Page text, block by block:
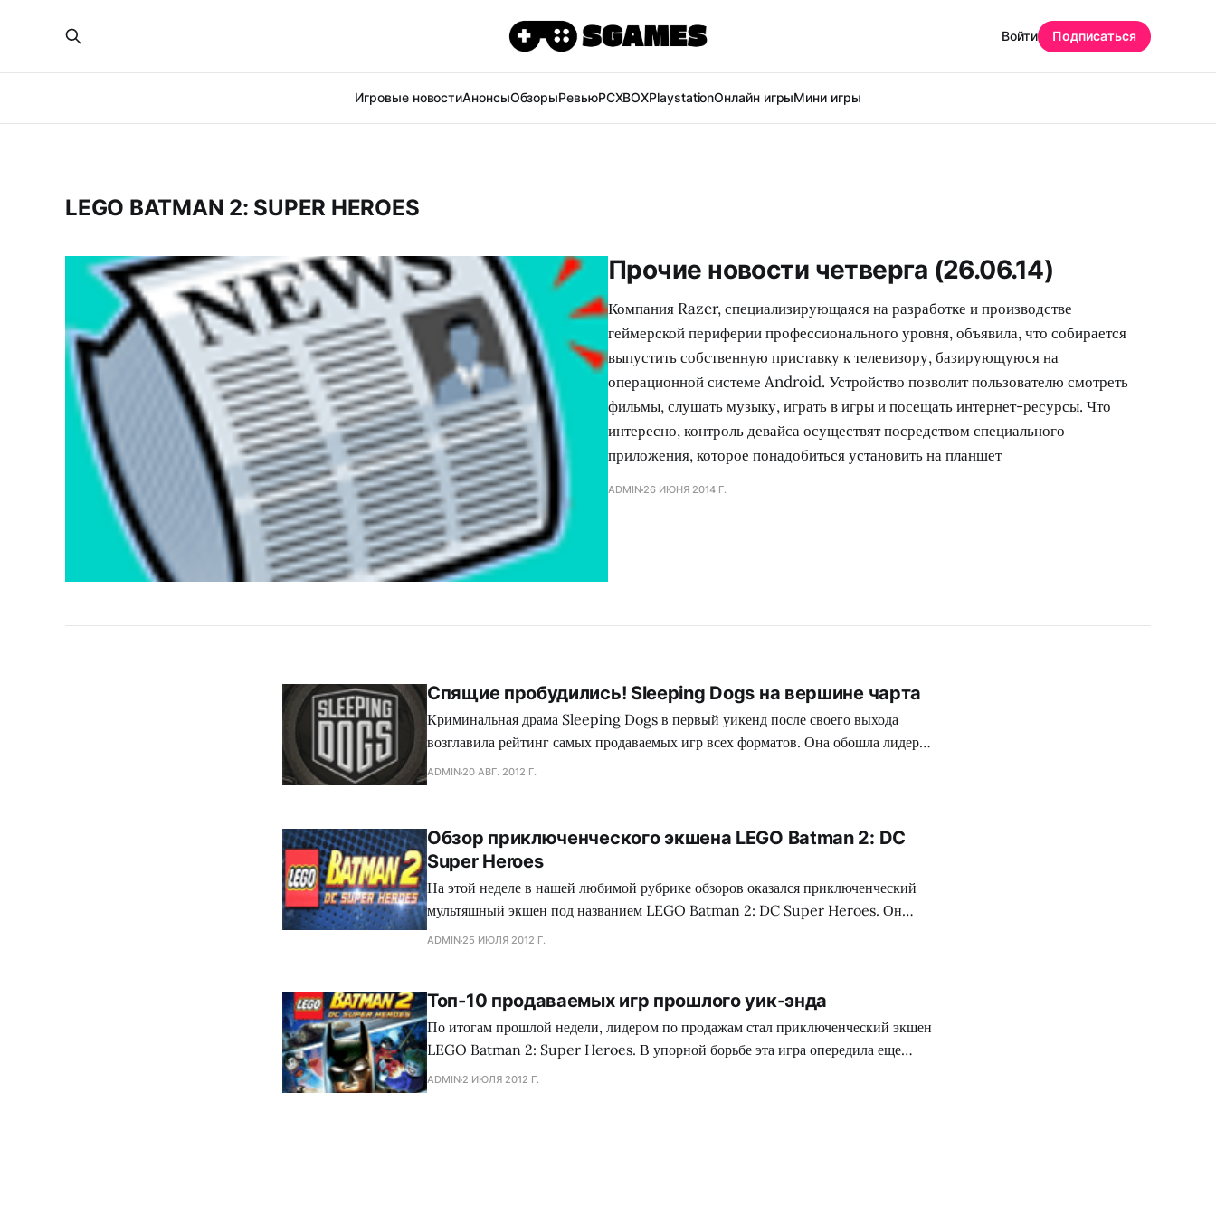
Игровые новостиАнонсыОбзорыРевьюPCXBOXPlaystationОнлайн игрыМини игры
Войти Подписаться
LEGO BATMAN 2: SUPER HEROES
Прочие новости четверга (26.06.14)
Компания Razer, специализирующаяся на разработке и производстве
геймерской периферии профессионального уровня, объявила, что собирается
выпустить собственную приставку к телевизору, базирующуюся на
операционной системе Android. Устройство позволит пользователю смотреть
фильмы, слушать музыку, играть в игры и посещать интернет-ресурсы. Что
интересно, контроль девайса осуществят посредством специального
приложения, которое понадобиться установить на планшет
ADMIN 26 ИЮНЯ 2014 Г.
Спящие пробудились! Sleeping Dogs на вершине чарта
Криминальная драма Sleeping Dogs в первый уикенд после своего выхода
возглавила рейтинг самых продаваемых игр всех форматов. Она обошла лидера
прошлой недели - London 2012: The Official Video Game of the Olympic
ADMIN 20 АВГ. 2012 Г.
Обзор приключенческого экшена LEGO Batman 2: DC
Super Heroes
На этой неделе в нашей любимой рубрике обзоров оказался приключенческий
мультяшный экшен под названием LEGO Batman 2: DC Super Heroes. Он
продолжает широко известную группу игр, сделанных в стиле конструкторов
ADMIN 25 ИЮЛЯ 2012 Г.
Топ-10 продаваемых игр прошлого уик-энда
По итогам прошлой недели, лидером по продажам стал приключенческий экшен
LEGO Batman 2: Super Heroes. В упорной борьбе эта игра опередила еще
одного героя комиксов – экшен The Amazing Spider-Man. Это лишь
ADMIN 2 ИЮЛЯ 2012 Г.